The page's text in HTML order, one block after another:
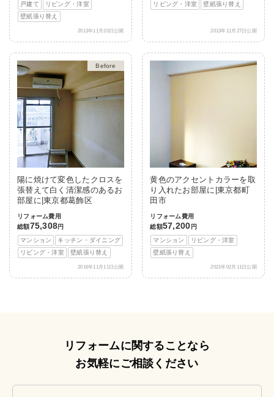
戸建て
リビング・洋室
壁紙張り替え
2013年11月20日公開
リビング・洋室
壁紙張り替え
2013年11月27日公開
After
陽に焼けて変色したクロスを
張替えて白く清潔感のあるお
部屋に|東京都葛飾区
リフォーム費用
総額75,308円
マンション
キッチン・ダイニング
リビング・洋室
壁紙張り替え
2016年11月11日公開
黄色のアクセントカラーを取
り入れたお部屋に|東京都町
田市
リフォーム費用
総額57,200 円
マンション
リビング・洋室
壁紙張り替え
2021年02月11日公開
リフォームに関することなら
お気軽にご相談ください